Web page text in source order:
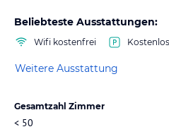
Beliebteste Ausstattungen:
Wifi kostenfrei
Weitere Ausstattung
Gesamtzahl Zimmer
< 50